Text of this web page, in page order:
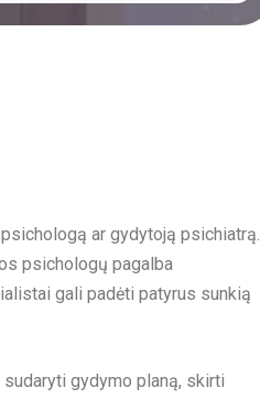
ar gydytoją psichiatrą.
psichologų pagalba
gali padėti patyrus sunkią
gydymo planą, skirti